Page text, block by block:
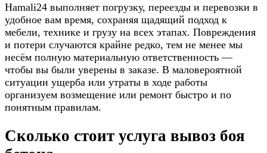
Hamali24 выполняет погрузку, переезды и перевозки в
удобное вам время, сохраняя щадящий подход к
мебели, технике и грузу на всех этапах. Повреждения
и потери случаются крайне редко, тем не менее мы
несём полную материальную ответственность —
чтобы вы были уверены в заказе. В маловероятной
ситуации ущерба или утраты в ходе работы
организуем возмещение или ремонт быстро и по
понятным правилам.
Сколько стоит услуга вывоз боя